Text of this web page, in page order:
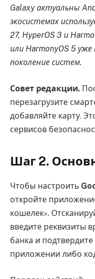
Galaxy актуальны
экосистемах
27, HyperOS 3 и
или HarmonyOS 5
поколение систем.
Совет редакции.
перезагрузите
добавляйте карту.
сервисов
Шаг 2.
Чтобы настроить
откройте
кошелек».
введите реквизиты
банка и
приложении либо